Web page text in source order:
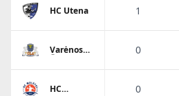
HC Utena 1
Varėnos
0
HC
0